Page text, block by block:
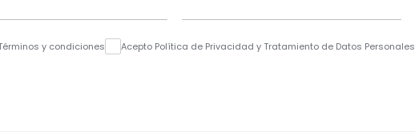
y condiciones Acepto Política de Privacidad y Tratamiento de Datos Personales